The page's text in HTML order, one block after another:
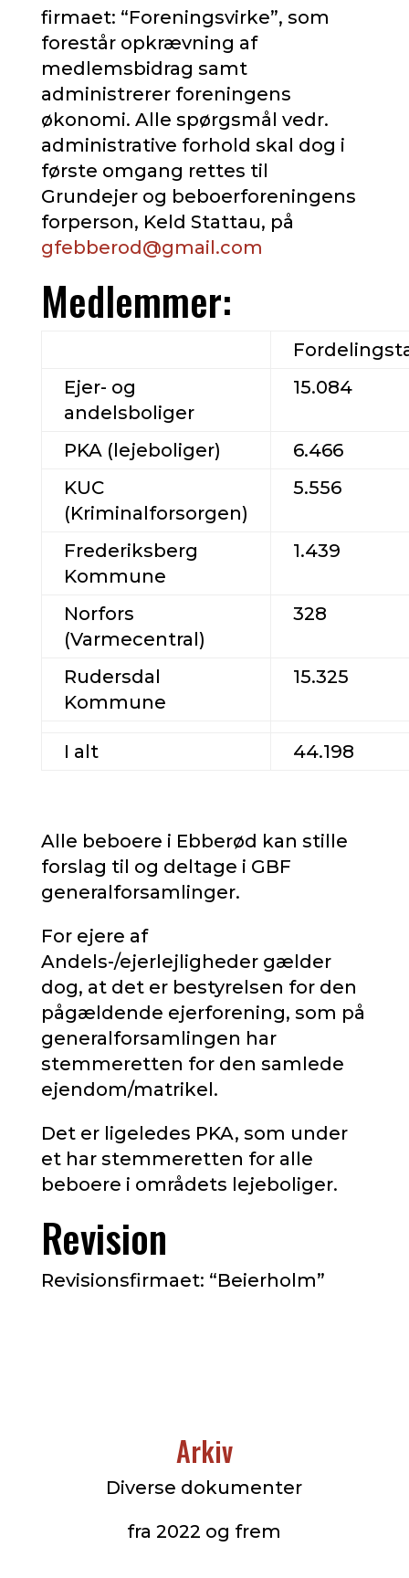
firmaet: “Foreningsvirke”, som
forestår opkrævning af
medlemsbidrag samt
administrerer foreningens
økonomi. Alle spørgsmål vedr.
administrative forhold skal dog i
første omgang rettes til
Grundejer og beboerforeningens
forperson, Keld Stattau, på
gfebberod@gmail.com
Medlemmer:
Ejer- og
andelsboliger
15.084
PKA (lejeboliger)
6.466
KUC
(Kriminalforsorgen)
5.556
Frederiksberg
Kommune
1.439
Norfors
(Varmecentral)
328
Rudersdal
Kommune
15.325
I alt 44.198
Alle beboere i Ebberød kan stille
forslag til og deltage i GBF
generalforsamlinger.
For ejere af
Andels-/ejerlejligheder gælder
dog, at det er bestyrelsen for den
pågældende ejerforening, som på
generalforsamlingen har
stemmeretten for den samlede
ejendom/matrikel.
Det er ligeledes PKA, som under
et har stemmeretten for alle
beboere i områdets lejeboliger.
Revision
Revisionsfirmaet: “Beierholm”
Arkiv
Diverse dokumenter
fra 2022 og frem